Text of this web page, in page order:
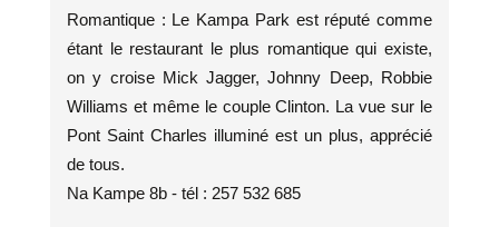
Romantique : Le Kampa Park est réputé comme
étant le restaurant le plus romantique qui existe,
on y croise Mick Jagger, Johnny Deep, Robbie
Williams et même le couple Clinton. La vue sur le
Pont Saint Charles illuminé est un plus, apprécié
de tous.
Na Kampe 8b - tél : 257 532 685